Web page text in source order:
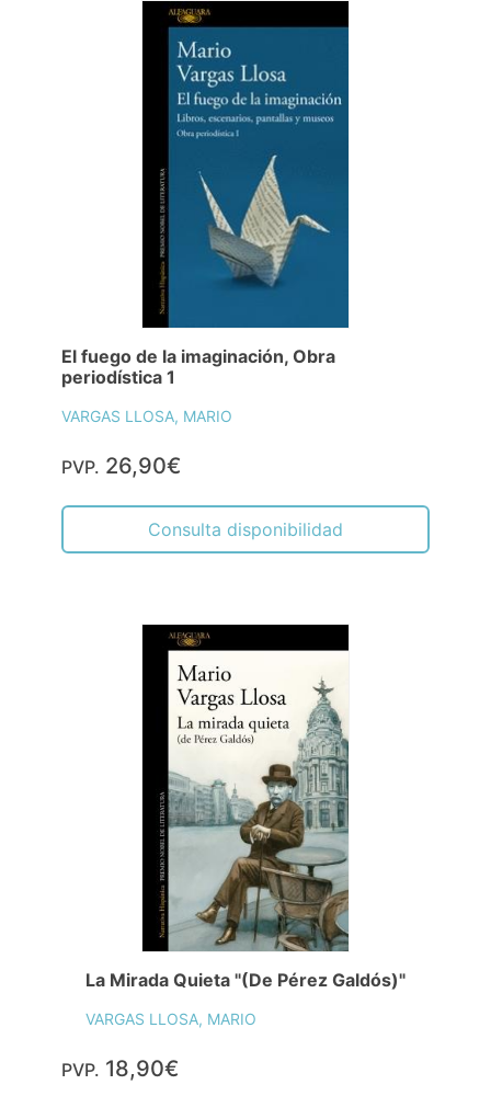
El fuego de la imaginación, Obra
periodística 1
VARGAS LLOSA, MARIO
PVP. 26,90€
Consulta disponibilidad
La Mirada Quieta "(De Pérez Galdós)"
VARGAS LLOSA, MARIO
PVP. 18,90€